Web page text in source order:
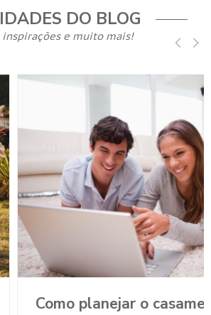
DO BLOG
inspirações e muito mais!
Como planejar o casamento durante a Pandemia?